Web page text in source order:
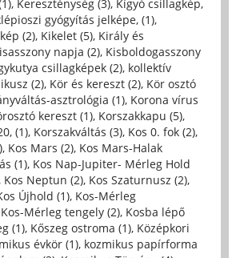
, Kereszténység (3), Kígyó csillagkép,
gyógyítás jelképe, (1),
(2), Kikelet (5), Király és
napja (2), Kisboldogasszony
csillagképek (2), kollektív
(2), Kör és kereszt (2), Kör osztó
asztrológia (1), Korona vírus
kereszt (1), Korszakkapu (5),
(1), Korszakváltás (3), Kos 0. fok (2),
, Kos Mars (2), Kos Mars-Halak
(1), Kos Nap-Jupiter- Mérleg Hold
Kos Neptun (2), Kos Szaturnusz (2),
Újhold (1), Kos-Mérleg
Kos-Mérleg tengely (2), Kosba lépő
(1), Kőszeg ostroma (1), Középkori
évkör (1), kozmikus papírforma